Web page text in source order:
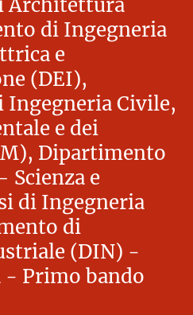
Architettura
di Ingegneria
e
(DEI),
Civile,
e dei
Dipartimento
e
di Ingegneria
di
(DIN) -
- Primo bando